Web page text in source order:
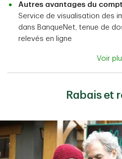
Autres avantages du
Service de visualisation des
dans BanqueNet, tenue de
relevés en ligne
Voir
Rabais et